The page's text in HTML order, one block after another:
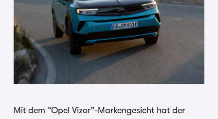
Mit dem “Opel Vizor”-Markengesicht hat der